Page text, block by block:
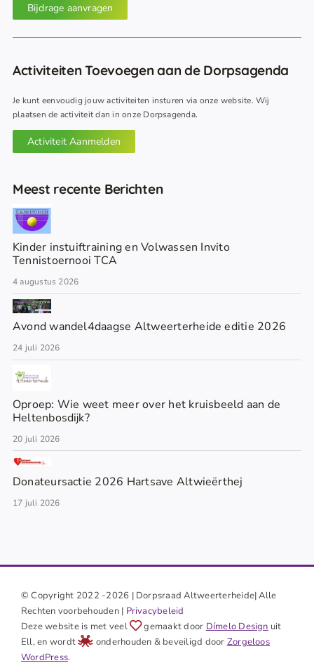
Bijdrage aanvragen
Activiteiten Toevoegen aan de Dorpsagenda
Je kunt eenvoudig jouw activiteiten insturen via onze website. Wij
plaatsen de activiteit dan in onze Dorpsagenda.
Activiteit Aanmelden
Meest recente Berichten
Kinder instuiftraining en Volwassen Invito
Tennistoernooi TCA
4 augustus 2026
Avond wandel4daagse Altweerterheide editie 2026
24 juli 2026
Oproep: Wie weet meer over het kruisbeeld aan de
Heltenbosdijk?
20 juli 2026
Donateursactie 2026 Hartsave Altwieërthej
17 juli 2026
© Copyright 2022 -2026 | Dorpsraad Altweerterheide| Alle
Rechten voorbehouden | Privacybeleid
Deze website is met veel
gemaakt door Dímelo Design uit
Ell, en wordt
onderhouden & beveiligd door Zorgeloos
WordPress.